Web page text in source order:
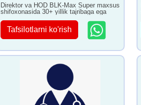
Direktor va HOD BLK-Max Super maxsus
shifoxonasida 30+ yillik tajribaga ega
Tafsilotlarni ko'rish